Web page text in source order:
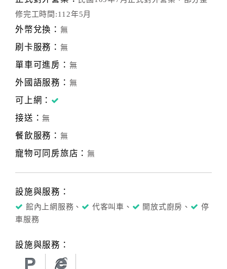
修完工時間:112年5月
外幣兌換： 無
刷卡服務： 無
單車可進房： 無
外國語服務： 無
可上網：
接送：無
餐飲服務： 無
寵物可同房旅店： 無
設施與服務：
館內上網服務、 代客叫車、 開放式廚房、
停
車服務
設施與服務：